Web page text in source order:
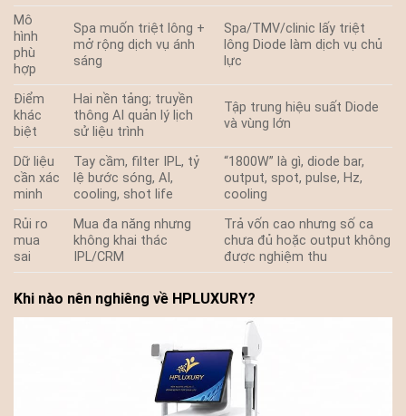
Mô
hình
phù
hợp
Spa muốn triệt lông +
mở rộng dịch vụ ánh
sáng
Spa/TMV/clinic lấy triệt
lông Diode làm dịch vụ chủ
lực
Điểm
khác
biệt
Hai nền tảng; truyền
thông AI quản lý lịch
sử liệu trình
Tập trung hiệu suất Diode
và vùng lớn
Dữ liệu
cần xác
minh
Tay cầm, filter IPL, tỷ
lệ bước sóng, AI,
cooling, shot life
“1800W” là gì, diode bar,
output, spot, pulse, Hz,
cooling
Rủi ro
mua
sai
Mua đa năng nhưng
không khai thác
IPL/CRM
Trả vốn cao nhưng số ca
chưa đủ hoặc output không
được nghiệm thu
Khi nào nên nghiêng về HPLUXURY?